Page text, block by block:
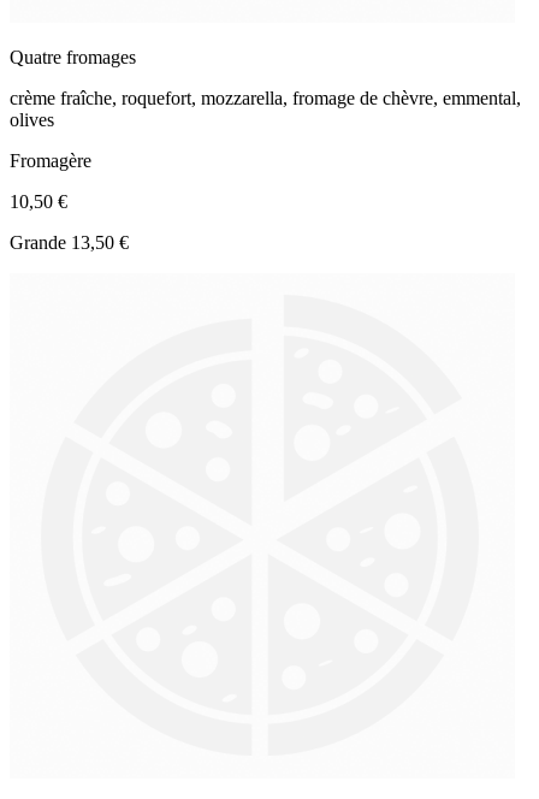
Quatre fromages
crème fraîche, roquefort, mozzarella, fromage de chèvre, emmental,
olives
Fromagère
10,50 €
Grande 13,50 €